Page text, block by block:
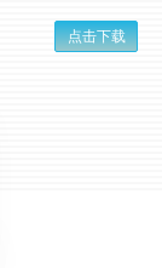
点击下载